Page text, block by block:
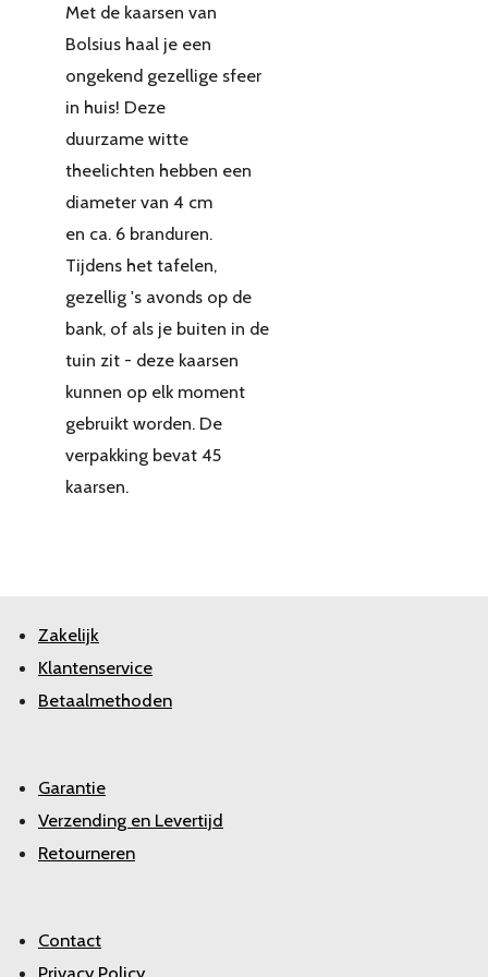
Met de kaarsen van
Bolsius haal je een
ongekend gezellige sfeer
in huis! Deze
duurzame witte
theelichten hebben een
diameter van 4 cm
en ca. 6 branduren.
Tijdens het tafelen,
gezellig 's avonds op de
bank, of als je buiten in de
tuin zit - deze kaarsen
kunnen op elk moment
gebruikt worden. De
verpakking bevat 45
kaarsen.
Zakelijk
Klantenservice
Betaalmethoden
Garantie
Verzending en Levertijd
Retourneren
Contact